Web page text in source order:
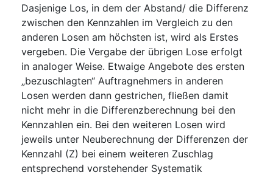
Dasjenige Los, in dem der Abstand/ die Differenz
zwischen den Kennzahlen im Vergleich zu den
anderen Losen am höchsten ist, wird als Erstes
vergeben. Die Vergabe der übrigen Lose erfolgt
in analoger Weise. Etwaige Angebote des ersten
„bezuschlagten“ Auftragnehmers in anderen
Losen werden dann gestrichen, fließen damit
nicht mehr in die Differenzberechnung bei den
Kennzahlen ein. Bei den weiteren Losen wird
jeweils unter Neuberechnung der Differenzen der
Kennzahl (Z) bei einem weiteren Zuschlag
entsprechend vorstehender Systematik